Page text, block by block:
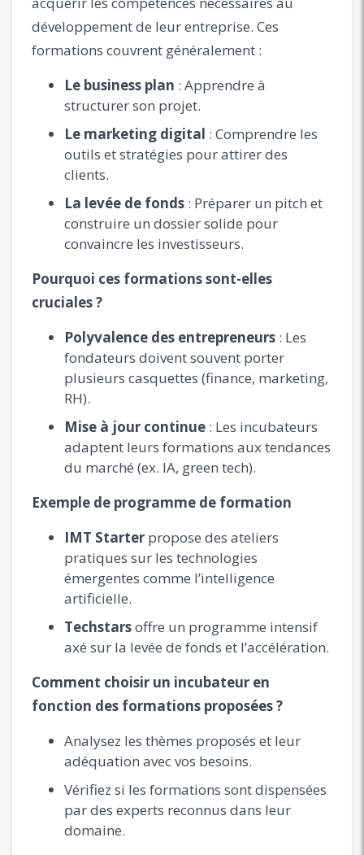
développement de leur entreprise. Ces
formations couvrent généralement :
Le business plan : Apprendre à
structurer son projet.
Le marketing digital : Comprendre les
outils et stratégies pour attirer des
clients.
La levée de fonds : Préparer un pitch et
construire un dossier solide pour
convaincre les investisseurs.
Pourquoi ces formations sont-elles
cruciales ?
Polyvalence des entrepreneurs : Les
fondateurs doivent souvent porter
plusieurs casquettes (finance, marketing,
RH).
Mise à jour continue : Les incubateurs
adaptent leurs formations aux tendances
du marché (ex. IA, green tech).
Exemple de programme de formation
IMT Starter propose des ateliers
pratiques sur les technologies
émergentes comme l’intelligence
artificielle.
Techstarsoffre un programme intensif
axé sur la levée de fonds et l’accélération.
Comment choisir un incubateur en
fonction des formations proposées ?
Analysez les thèmes proposés et leur
adéquation avec vos besoins.
Vérifiez si les formations sont dispensées
par des experts reconnus dans leur
domaine.